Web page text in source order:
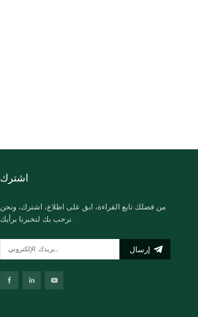
اشترك
من فضلك تابع القراءة، ابق على اطلاع، اشترك، ونحن
نرحب بك لتخبرنا برأيك.
إرسال